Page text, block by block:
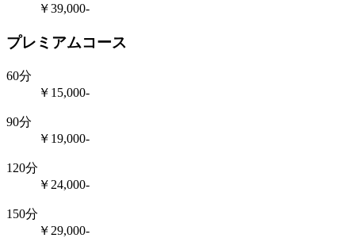
￥39,000-
プレミアムコース
60分
￥15,000-
90分
￥19,000-
120分
￥24,000-
150分
￥29,000-